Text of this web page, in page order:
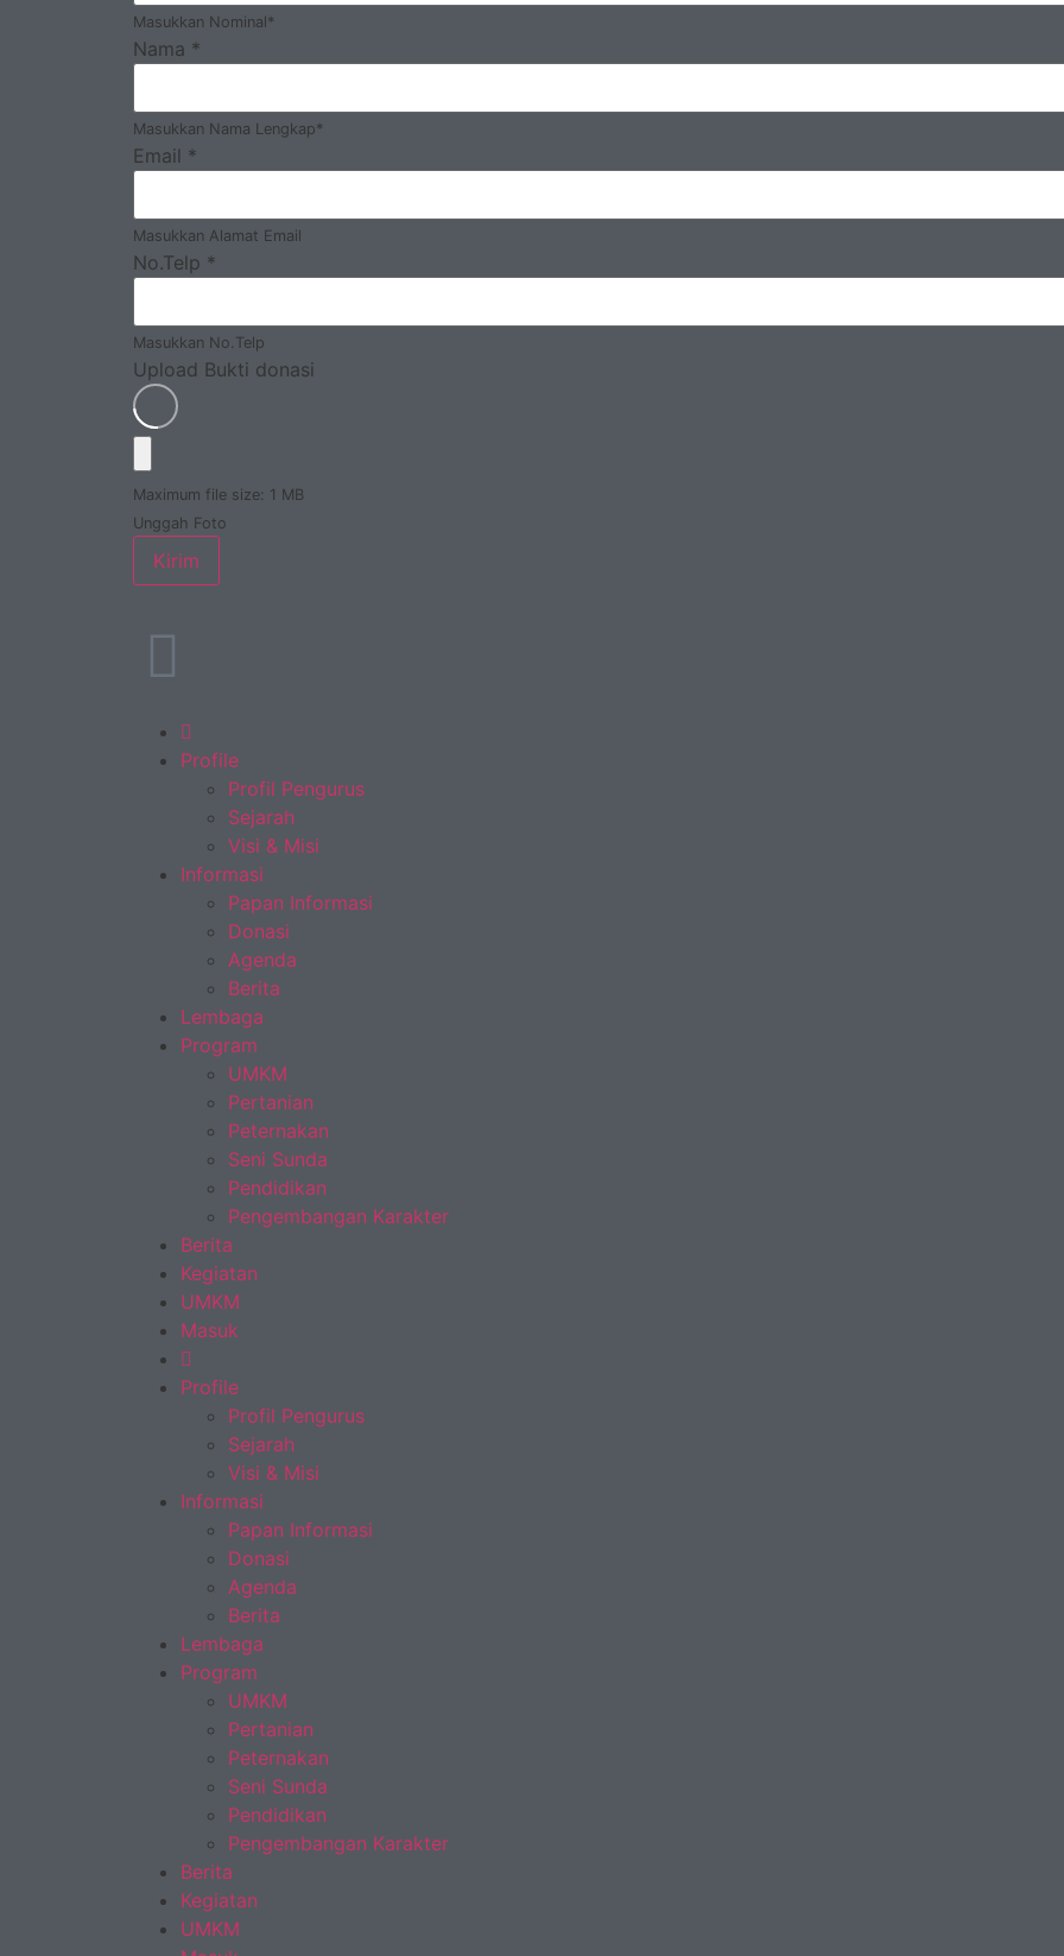
Masukkan Nominal*
Nama *
Masukkan Nama Lengkap*
Email *
Masukkan Alamat Email
No.Telp *
Masukkan No.Telp
Upload Bukti donasi
Maximum file size: 1 MB
Unggah Foto
Kirim
Profile
Profil Pengurus
Sejarah
Visi & Misi
Informasi
Papan Informasi
Donasi
Agenda
Berita
Lembaga
Program
UMKM
Pertanian
Peternakan
Seni Sunda
Pendidikan
Pengembangan Karakter
Berita
Kegiatan
UMKM
Masuk
Profile
Profil Pengurus
Sejarah
Visi & Misi
Informasi
Papan Informasi
Donasi
Agenda
Berita
Lembaga
Program
UMKM
Pertanian
Peternakan
Seni Sunda
Pendidikan
Pengembangan Karakter
Berita
Kegiatan
UMKM